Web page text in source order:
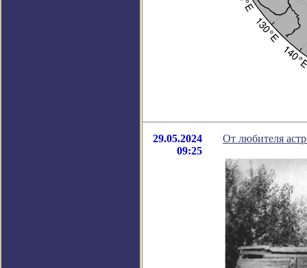
29.05.2024
09:25
От любителя